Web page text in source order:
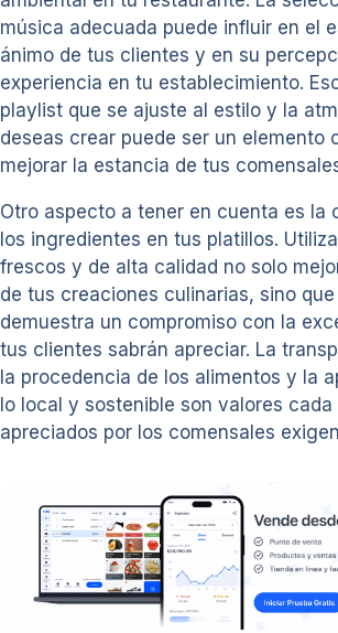
música adecuada puede influir en el
ánimo de tus clientes y en su
experiencia en tu establecimiento.
playlist que se ajuste al estilo y la
deseas crear puede ser un elemento
mejorar la estancia de tus
Otro aspecto a tener en cuenta es la
los ingredientes en tus platillos.
frescos y de alta calidad no solo
de tus creaciones culinarias, sino
demuestra un compromiso con la
tus clientes sabrán apreciar. La
la procedencia de los alimentos y la
lo local y sostenible son valores cada
apreciados por los comensales